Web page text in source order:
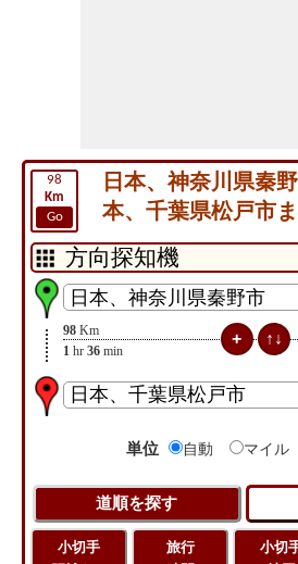
98
Km
Go
日本、神奈川県秦
本、千葉県松戸市
98 Km
1 hr 36 min
単位 自動 マイル
小切手
旅行
小切